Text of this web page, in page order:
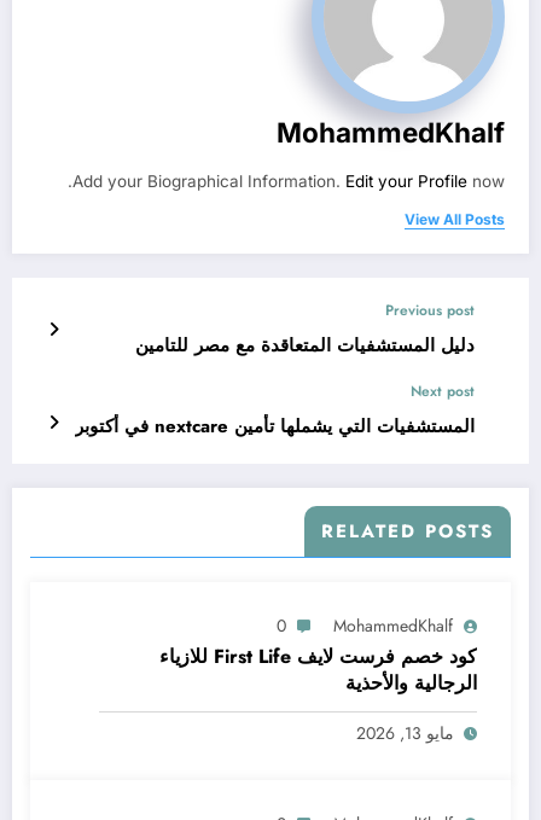
MohammedKhalf
Add your Biographical Information. Edit your Profile now.
View All Posts
Previous post
دليل المستشفيات المتعاقدة مع مصر للتامين
Next post
المستشفيات التي يشملها تأمين nextcare في أكتوبر
RELATED POSTS
MohammedKhalf
0
كود خصم فرست لايف First Life للازياء
الرجالية والأحذية
مايو 13, 2026